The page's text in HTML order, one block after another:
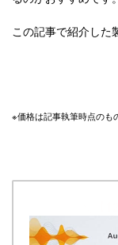
この記事で紹介した
※価格は記事執筆時点のも